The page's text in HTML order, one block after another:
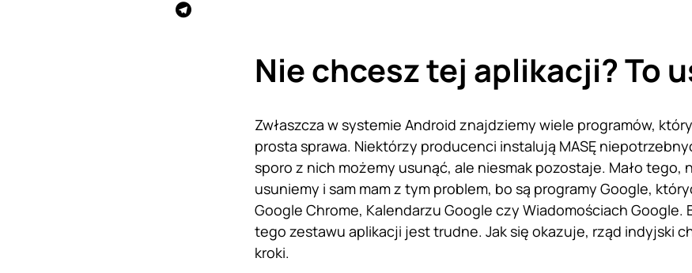
Nie chcesz tej aplikacji? To
Zwłaszcza w systemie Android znajdziemy wiele programów,
prosta sprawa. Niektórzy producenci instalują MASĘ
sporo z nich możemy usunąć, ale niesmak pozostaje. Mało tego,
usuniemy i sam mam z tym problem, bo są programy Google,
Google Chrome, Kalendarzu Google czy Wiadomościach Google.
tego zestawu aplikacji jest trudne. Jak się okazuje, rząd indyjski
kroki.